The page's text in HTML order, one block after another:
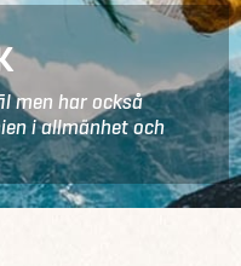
men har också
i allmänhet och